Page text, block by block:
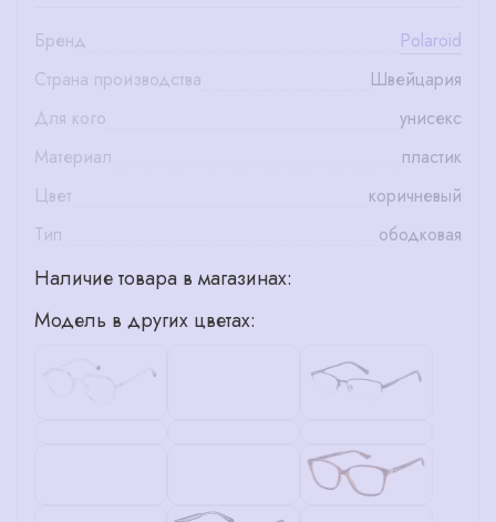
Бренд
Polaroid
Страна производства
Швейцария
Для кого
унисекс
Материал
пластик
Цвет
коричневый
Тип
ободковая
Наличие товара в магазинах:
Модель в других цветах: